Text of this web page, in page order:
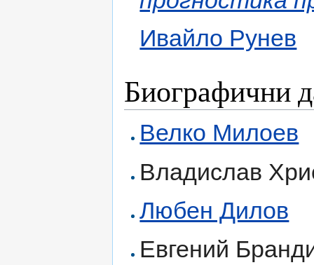
Ивайло Рунев
Биографични
Велко Милоев
Владислав
Любен Дилов
Евгений